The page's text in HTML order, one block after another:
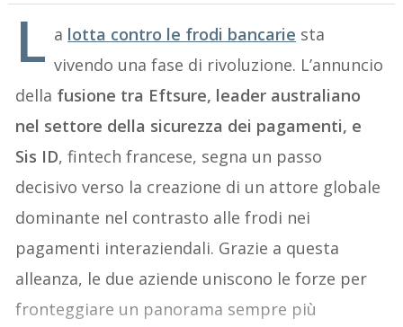
L a lotta contro le frodi bancarie sta
vivendo una fase di rivoluzione. L’annuncio
della fusione tra Eftsure, leader australiano
nel settore della sicurezza dei pagamenti, e
Sis ID, fintech francese, segna un passo
decisivo verso la creazione di un attore globale
dominante nel contrasto alle frodi nei
pagamenti interaziendali. Grazie a questa
alleanza, le due aziende uniscono le forze per
fronteggiare un panorama sempre più